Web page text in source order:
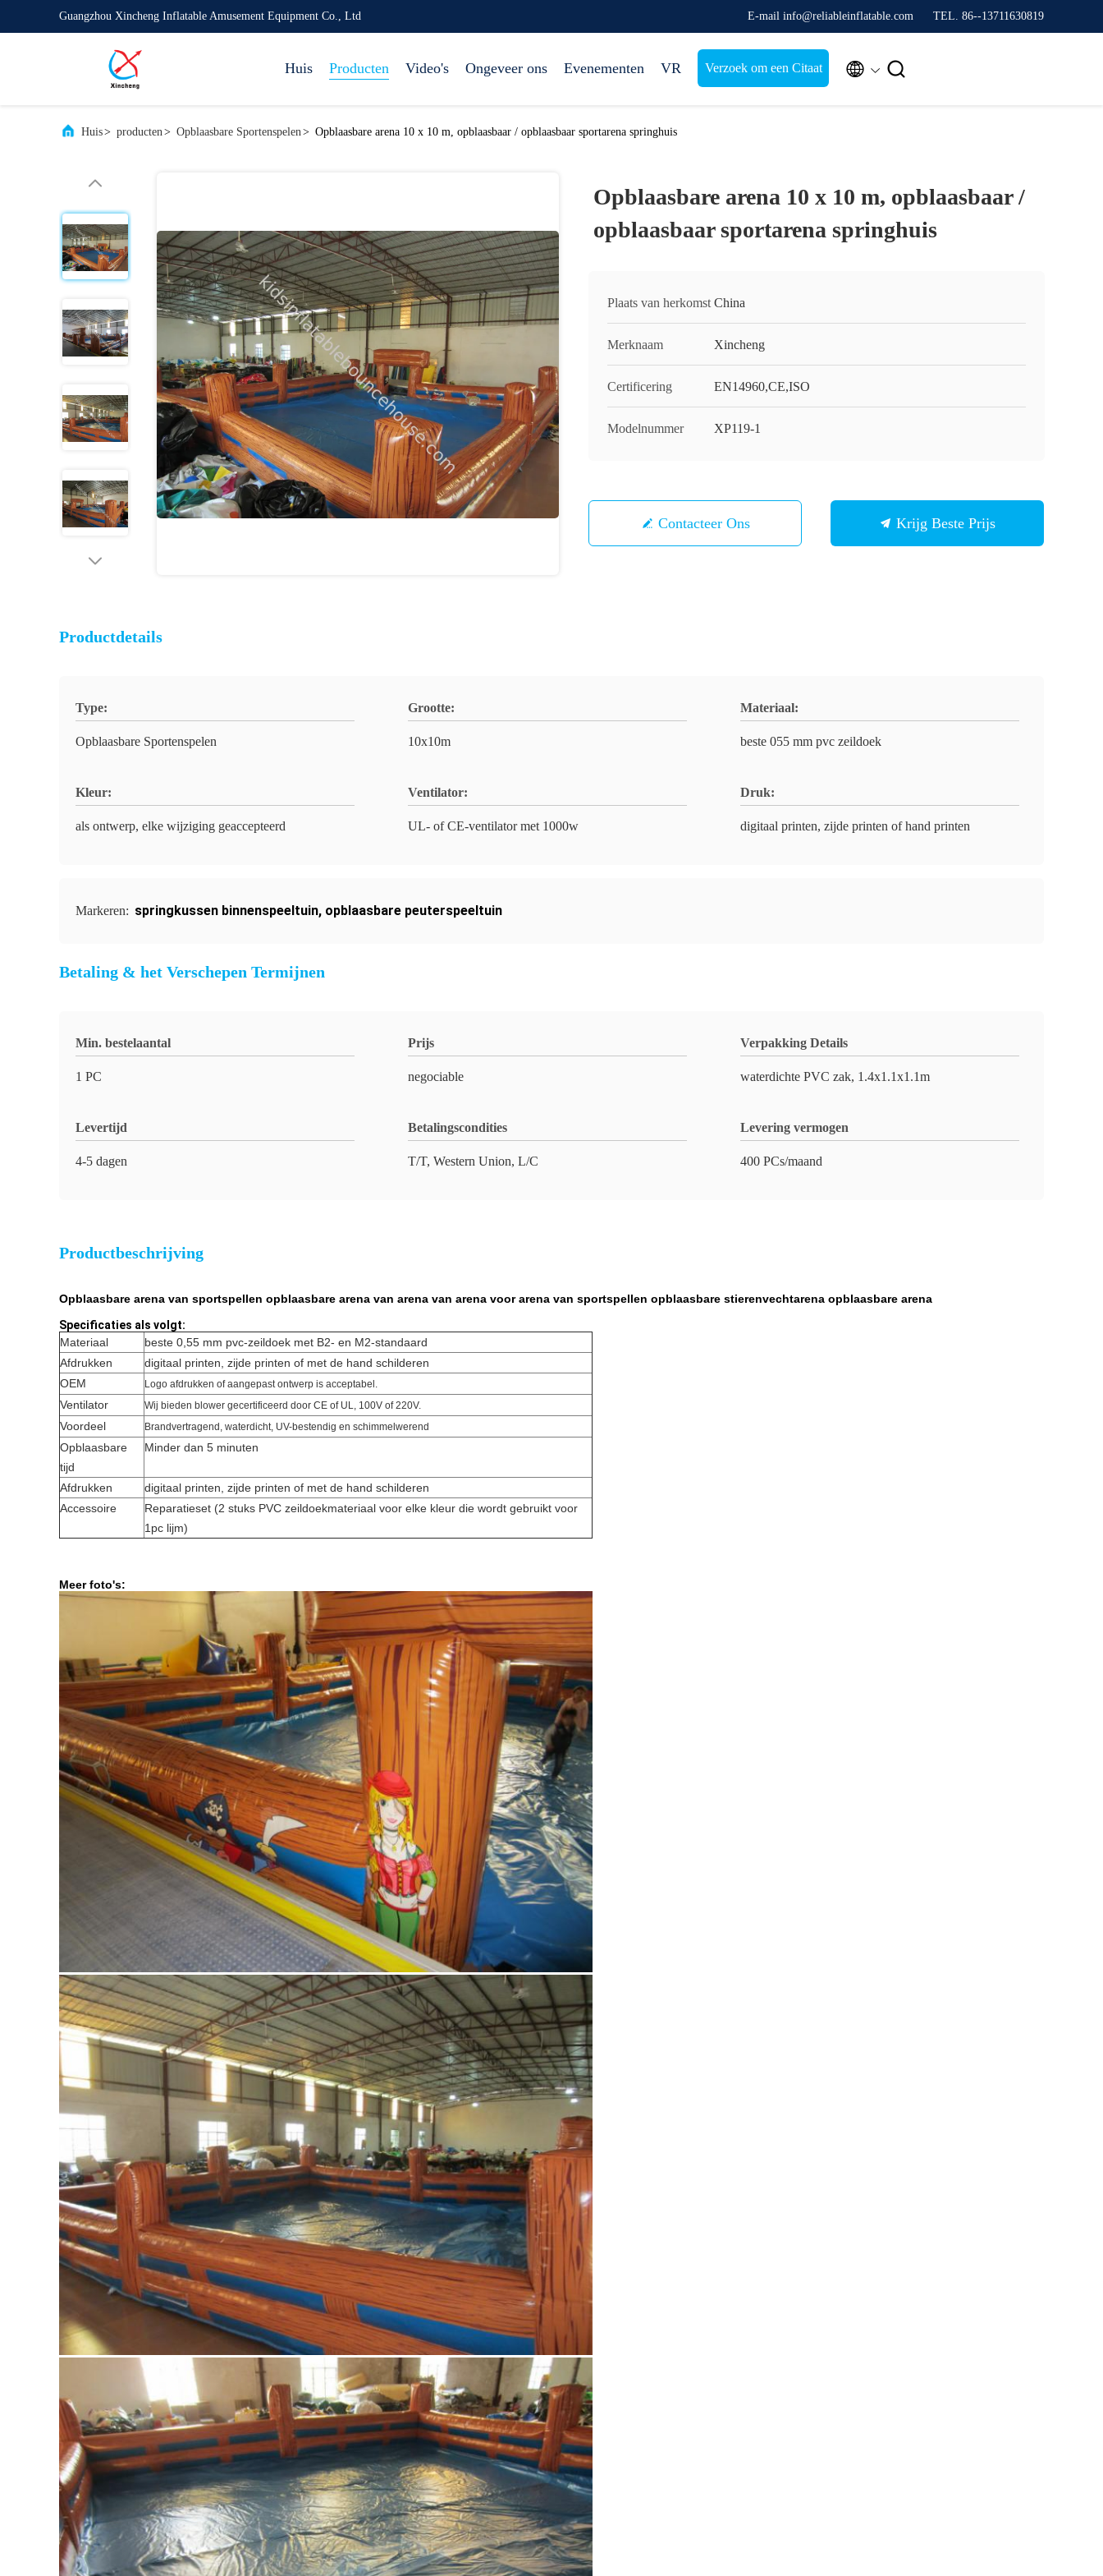
Guangzhou Xincheng Inflatable Amusement Equipment Co., Ltd E-mail info@reliableinflatable.com TEL. 86--13711630819
Huis Producten Video's Ongeveer ons Evenementen VR Verzoek om een Citaat  
Huis> producten> Opblaasbare Sportenspelen> Opblaasbare arena 10 x 10 m, opblaasbaar / opblaasbaar sportarena springhuis
Opblaasbare arena 10 x 10 m, opblaasbaar /
opblaasbaar sportarena springhuis
Plaats van herkomst China
Merknaam Xincheng
Certificering EN14960,CE,ISO
Modelnummer XP119-1
Contacteer Ons Krijg Beste Prijs
Productdetails
Type:
Opblaasbare Sportenspelen
Grootte:
10x10m
Materiaal:
beste 055 mm pvc zeildoek
Kleur:
als ontwerp, elke wijziging geaccepteerd
Ventilator:
UL- of CE-ventilator met 1000w
Druk:
digitaal printen, zijde printen of hand printen
Markeren: springkussen binnenspeeltuin, opblaasbare peuterspeeltuin
Betaling & het Verschepen Termijnen
Min. bestelaantal
1 PC
Prijs
negociable
Verpakking Details
waterdichte PVC zak, 1.4x1.1x1.1m
Levertijd
4-5 dagen
Betalingscondities
T/T, Western Union, L/C
Levering vermogen
400 PCs/maand
Productbeschrijving
Opblaasbare arena van sportspellen opblaasbare arena van arena van arena voor arena van sportspellen opblaasbare stierenvechtarena opblaasbare arena
Specificaties als volgt:
Materiaal
beste 0,55 mm pvc-zeildoek met B2- en M2-standaard
Afdrukken
digitaal printen, zijde printen of met de hand schilderen
OEM
Logo afdrukken of aangepast ontwerp is acceptabel.
Ventilator Wij bieden blower gecertificeerd door CE of UL, 100V of 220V.
Voordeel Brandvertragend, waterdicht, UV-bestendig en schimmelwerend
Opblaasbare
tijd
Minder dan 5 minuten
Afdrukken
digitaal printen, zijde printen of met de hand schilderen
Accessoire
Reparatieset (2 stuks PVC zeildoekmateriaal voor elke kleur die wordt gebruikt voor
1pc lijm)
Meer foto's: